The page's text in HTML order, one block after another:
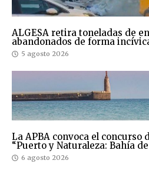
ALGESA retira toneladas de
abandonados de forma
5 agosto 2026
La APBA convoca el
“Puerto y Naturaleza: Bahía
6 agosto 2026